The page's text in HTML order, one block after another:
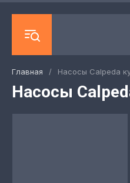
Главная / Насосы Calpeda
Насосы